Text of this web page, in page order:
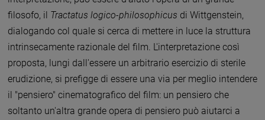
filosofo, il Tractatus logico-philosophicus di Wittgenstein,
dialogando col quale si cerca di mettere in luce la struttura
intrinsecamente razionale del film. L'interpretazione così
proposta, lungi dall'essere un arbitrario esercizio di sterile
erudizione, si prefigge di essere una via per meglio intendere
il "pensiero" cinematografico del film: un pensiero che
soltanto un'altra grande opera di pensiero può aiutarci a